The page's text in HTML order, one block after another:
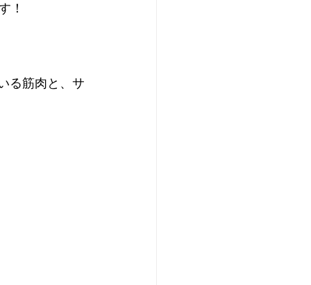
！
る筋肉と、サ